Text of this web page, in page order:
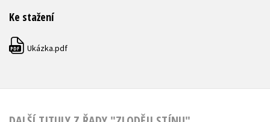
Ke stažení
PDF Ukázka.pdf